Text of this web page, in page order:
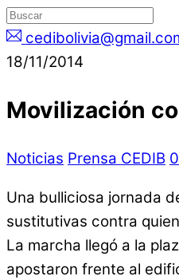
18/11/2014
Movilización
Noticias Prensa CEDIB 0
Una bulliciosa jornada
sustitutivas contra
La marcha llegó a la
apostaron frente al